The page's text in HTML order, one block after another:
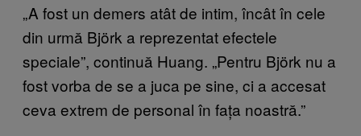
„A fost un demers atât de intim, încât în cele
din urmă Björk a reprezentat efectele
speciale”, continuă Huang. „Pentru Björk nu a
fost vorba de se a juca pe sine, ci a accesat
ceva extrem de personal în fața noastră.”